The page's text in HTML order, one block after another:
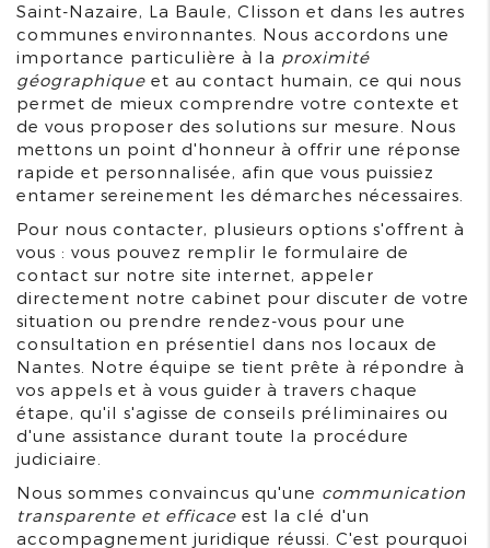
Saint-Nazaire, La Baule, Clisson et dans les autres
communes environnantes. Nous accordons une
importance particulière à la proximité
géographique et au contact humain, ce qui nous
permet de mieux comprendre votre contexte et
de vous proposer des solutions sur mesure. Nous
mettons un point d'honneur à offrir une réponse
rapide et personnalisée, afin que vous puissiez
entamer sereinement les démarches nécessaires.
Pour nous contacter, plusieurs options s'offrent à
vous : vous pouvez remplir le formulaire de
contact sur notre site internet, appeler
directement notre cabinet pour discuter de votre
situation ou prendre rendez-vous pour une
consultation en présentiel dans nos locaux de
Nantes. Notre équipe se tient prête à répondre à
vos appels et à vous guider à travers chaque
étape, qu'il s'agisse de conseils préliminaires ou
d'une assistance durant toute la procédure
judiciaire.
Nous sommes convaincus qu'une communication
transparente et efficace est la clé d'un
accompagnement juridique réussi. C'est pourquoi